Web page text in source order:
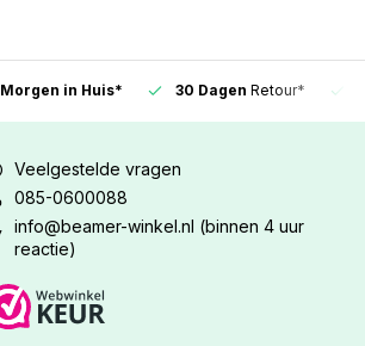
Morgen in Huis* 30 Dagen Retour*
Veelgestelde vragen
085-0600088
info@beamer-winkel.nl (binnen 4 uur
reactie)